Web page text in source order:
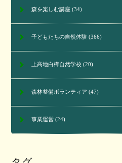
森を楽しむ講座(34)
子どもたちの自然体験(366)
上高地白樺自然学校(20)
森林整備ボランティア (47)
事業運営(24)